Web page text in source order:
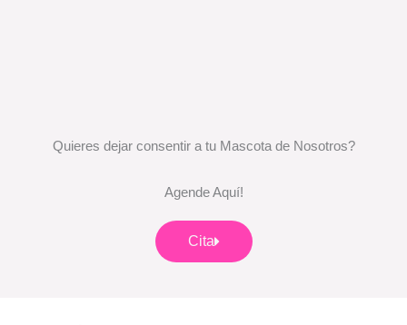
Quieres dejar consentir a tu Mascota de Nosotros?
Agende Aquí!
Cita